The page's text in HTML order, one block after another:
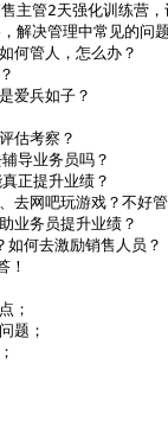
主管2天强化训练营
解决管理中常见的问
何管人，怎么办？
爱兵如子？
估考察？
导业务员吗？
正提升业绩？
去网吧玩游戏？不好
业务员提升业绩？
何去激励销售人员？
！
；
题；